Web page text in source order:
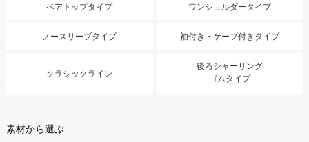
ベアトップタイプ ワンショルダータイプ
ノースリーブタイプ 袖付き・ケープ付きタイプ
クラシックライン
後ろシャーリング
ゴムタイプ
素材から選ぶ